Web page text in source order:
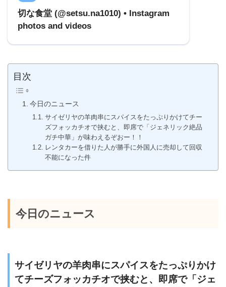
切な食堂 (@setsu.na1010) • Instagram
photos and videos
目次
今日のニュース
サイゼリヤの羊肉串にスパイスをたっぷりかけてチー
ズフォッカチオで挟むと、即席で「ジェネリック絶品
ガチ中華」が味わえるぞおー！！
レンタカーを借りた人が勝手に外国人に売却して回収
不能になった件
今日のニュース
サイゼリヤの羊肉串にスパイスをたっぷりかけ
てチーズフォッカチオで挟むと、即席で「ジェ